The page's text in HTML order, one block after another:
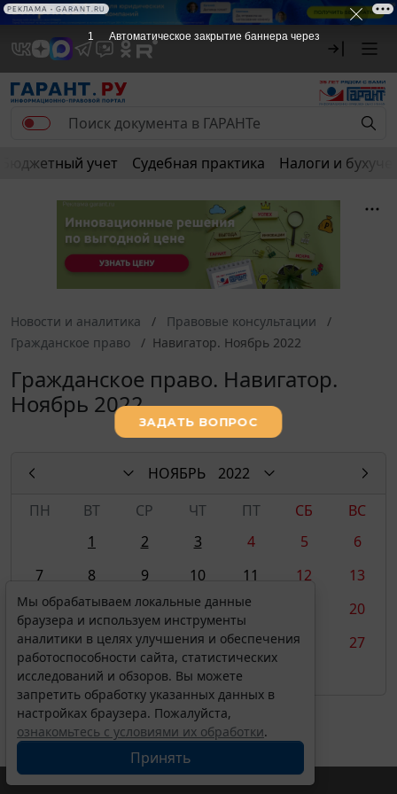
РЕКЛАМА
Бюджетный учет Судебная практика Налоги и
Новости и аналитика
Правовые консультации
Гражданское право
Навигатор. Ноябрь 2022
Гражданское право. Навигатор.
Ноябрь 2022
НОЯБРЬ
2022
ПН
ВТ СР ЧТ ПТ СБ
ВС
1
2 3 4 5
6
7
8 9 10 11 12
13
14
15 16 17 18
20
21
22 23 24 25 26
27
28
29 30
Мы обрабатываем локальные данные
браузера и используем инструменты
аналитики в целях улучшения и обеспечения
работоспособности сайта, статистических
исследований и обзоров. Вы можете
запретить обработку указанных данных в
настройках браузера. Пожалуйста,
ознакомьтесь с условиями их обработки.
Принять
1 Автоматическое закрытие баннера через
РЕКЛАМА • GARANT.RU